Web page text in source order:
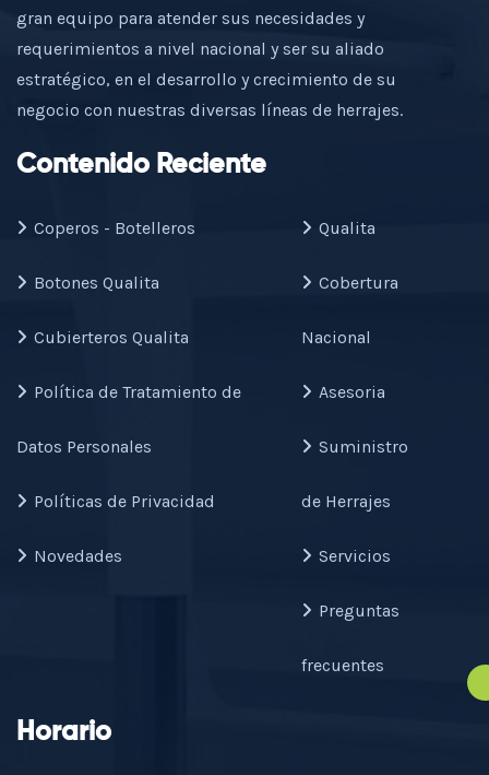
gran equipo para atender sus necesidades y
requerimientos a nivel nacional y ser su aliado
estratégico, en el desarrollo y crecimiento de su
negocio con nuestras diversas líneas de herrajes.
Contenido Reciente
Coperos - Botelleros
Botones Qualita
Cubierteros Qualita
Política de Tratamiento de
Datos Personales
Políticas de Privacidad
Novedades
Qualita
Cobertura
Nacional
Asesoria
Suministro
de Herrajes
Servicios
Preguntas
frecuentes
Horario